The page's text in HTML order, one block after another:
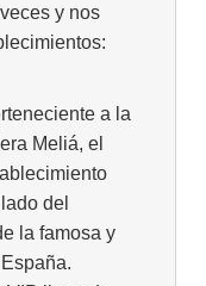
y nos
a la
Meliá, el
del
la famosa y